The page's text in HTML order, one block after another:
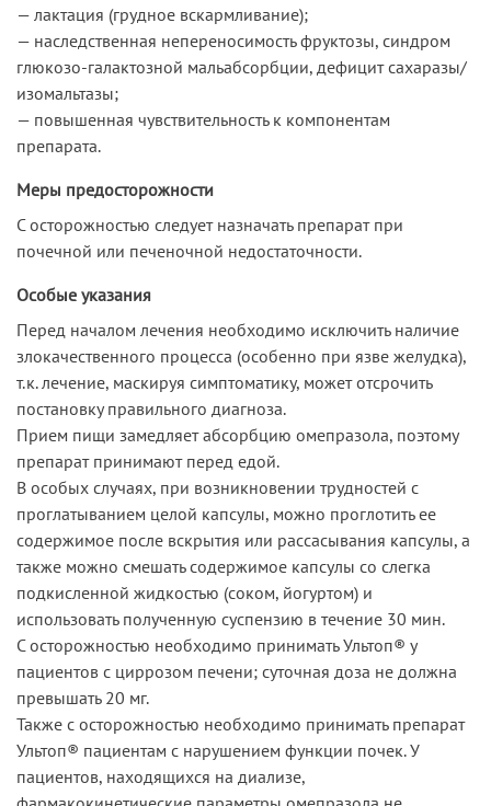
— лактация (грудное вскармливание);
— наследственная непереносимость фруктозы, синдром
глюкозо-галактозной мальабсорбции, дефицит сахаразы/
изомальтазы;
— повышенная чувствительность к компонентам
препарата.
Меры предосторожности
С осторожностью следует назначать препарат при
почечной или печеночной недостаточности.
Особые указания
Перед началом лечения необходимо исключить наличие
злокачественного процесса (особенно при язве желудка),
т.к. лечение, маскируя симптоматику, может отсрочить
постановку правильного диагноза.
Прием пищи замедляет абсорбцию омепразола, поэтому
препарат принимают перед едой.
В особых случаях, при возникновении трудностей с
проглатыванием целой капсулы, можно проглотить ее
содержимое после вскрытия или рассасывания капсулы, а
также можно смешать содержимое капсулы со слегка
подкисленной жидкостью (соком, йогуртом) и
использовать полученную суспензию в течение 30 мин.
С осторожностью необходимо принимать Ультоп® у
пациентов с циррозом печени; суточная доза не должна
превышать 20 мг.
Также с осторожностью необходимо принимать препарат
Ультоп® пациентам с нарушением функции почек. У
пациентов, находящихся на диализе,